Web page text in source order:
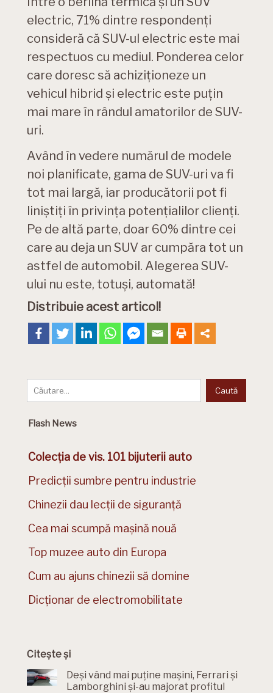
electric, 71% dintre respondenți
consideră că SUV-ul electric este mai
respectuos cu mediul. Ponderea celor
care doresc să achiziționeze un
vehicul hibrid și electric este puțin
mai mare în rândul amatorilor de SUV-
uri.
Având în vedere numărul de modele
noi planificate, gama de SUV-uri va fi
tot mai largă, iar producătorii pot fi
liniștiți în privința potențialilor clienți.
Pe de altă parte, doar 60% dintre cei
care au deja un SUV ar cumpăra tot un
astfel de automobil. Alegerea SUV-
ului nu este, totuși, automată!
Distribuie acest articol!
Flash News
Colecția de vis. 101 bijuterii auto
Predicții sumbre pentru industrie
Chinezii dau lecții de siguranță
Cea mai scumpă mașină nouă
Top muzee auto din Europa
Cum au ajuns chinezii să domine
Dicționar de electromobilitate
Citește și
Deși vând mai puține mașini, Ferrari și
Lamborghini și-au majorat profitul